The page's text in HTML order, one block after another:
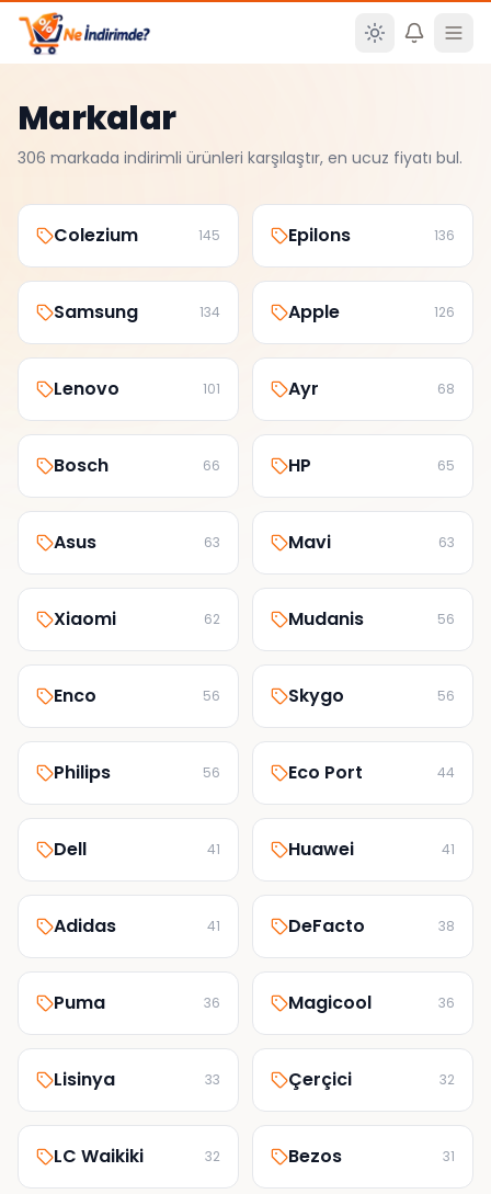
Ana içeriğe atla
Markalar
306 markada indirimli ürünleri karşılaştır, en ucuz fiyatı bul.
Colezium 145 Epilons 136
Samsung 134 Apple 126
Lenovo 101 Ayr 68
Bosch 66 HP 65
Asus 63 Mavi 63
Xiaomi 62 Mudanis 56
Enco 56 Skygo 56
Philips 56 Eco Port 44
Dell 41 Huawei 41
Adidas 41 DeFacto 38
Puma 36 Magicool 36
Lisinya 33 Çerçici 32
LC Waikiki 32 Bezos 31